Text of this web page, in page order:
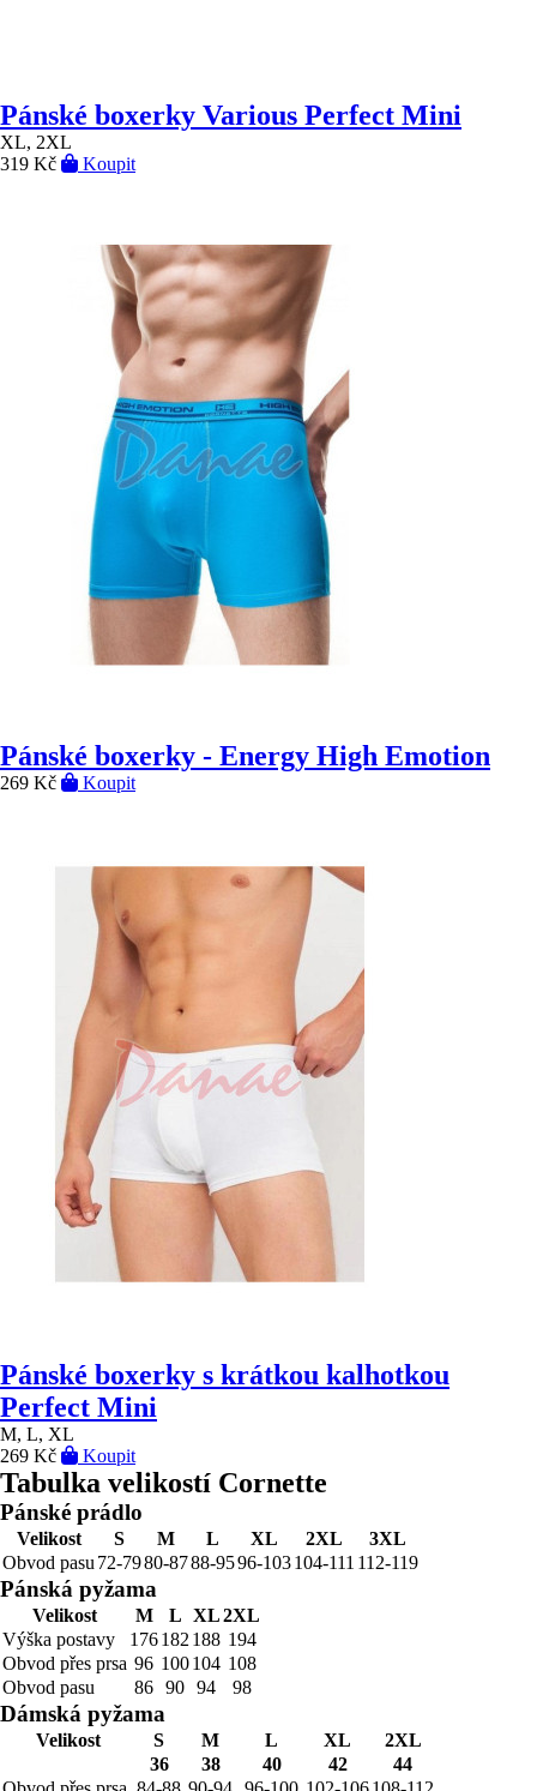
Pánské boxerky Various Perfect Mini
XL, 2XL
319 Kč
Koupit
Pánské boxerky - Energy High Emotion
269 Kč Koupit
Pánské boxerky s krátkou kalhotkou
Perfect Mini
M, L, XL
269 Kč
Koupit
Tabulka velikostí Cornette
Pánské prádlo
Velikost S M L XL 2XL
3XL
Obvod pasu 72-7980-8788-9596-103104-111 112-119
Pánská pyžama
Velikost M L XL2XL
Výška postavy
176182 188 194
Obvod přes prsa 96 100104 108
Obvod pasu
86 90 94 98
Dámská pyžama
Velikost S M L XL
2XL
36
38 40 42
44